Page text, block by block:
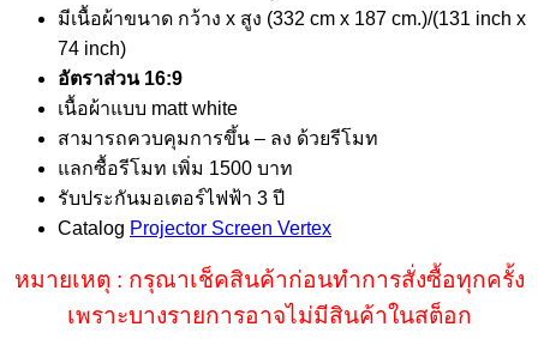
มีเนื้อผ้าขนาด กว้าง x สูง (332 cm x 187 cm.)/(131 inch x
74 inch)
อัตราส่วน 16:9
เนื้อผ้าแบบ matt white
สามารถควบคุมการขึ้น – ลง ด้วยรีโมท
แลกซื้อรีโมท เพิ่ม 1500 บาท
รับประกันมอเตอร์ไฟฟ้า 3 ปี
Catalog Projector Screen Vertex
หมายเหตุ : กรุณาเช็คสินค้าก่อนทำการสั่งซื้อทุกครั้ง
เพราะบางรายการอาจไม่มีสินค้าในสต็อก